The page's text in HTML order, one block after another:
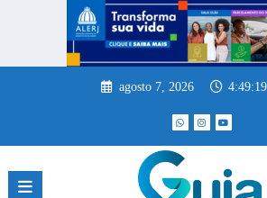
agosto 7, 2026